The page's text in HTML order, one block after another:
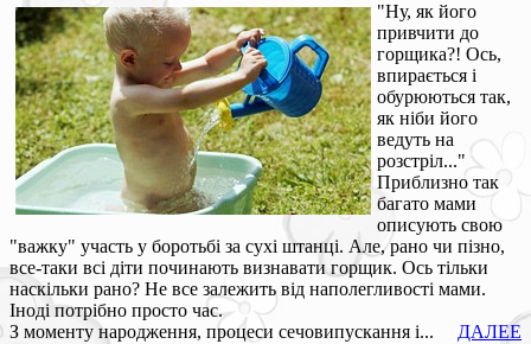
"Ну, як його
привчити до
горщика?! Ось,
впирається і
обурюються так,
як ніби його
ведуть на
розстріл..."
Приблизно так
багато мами
описують свою
"важку" участь у боротьбі за сухі штанці. Але, рано чи пізно,
все-таки всі діти починають визнавати горщик. Ось тільки
наскільки рано? Не все залежить від наполегливості мами.
Іноді потрібно просто час.
З моменту народження, процеси сечовипускання і...
ДАЛЕЕ